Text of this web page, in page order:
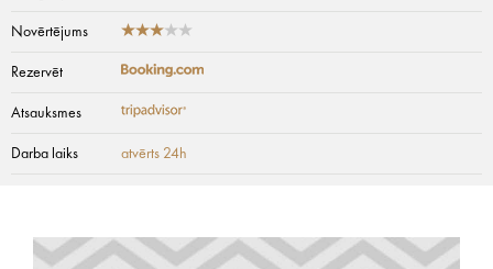
Novērtējums
Rezervēt
Atsauksmes
Darba laiks atvērts 24h